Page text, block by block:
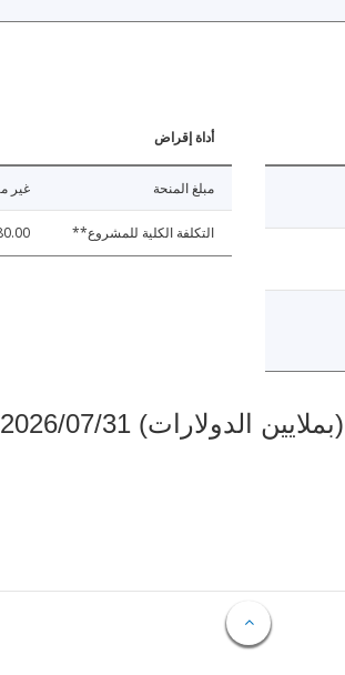
أداة إقراض
مبلغ المنحة غير
التكلفة الكلية للمشروع**
2026/07/31